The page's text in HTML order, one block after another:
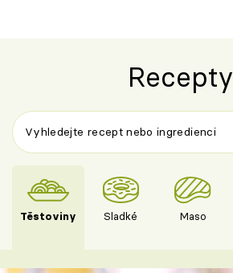
Recepty
Těstoviny Sladké Maso